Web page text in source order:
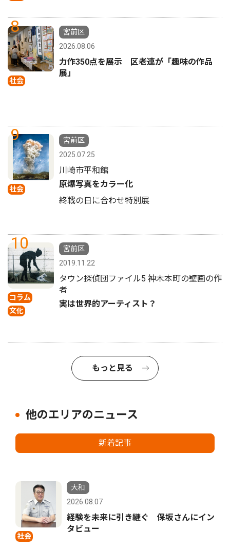
8
社会
宮前区
2026.08.06
力作350点を展示 区老連が「趣味の作品
展」
9
社会
宮前区
2025.07.25
川崎市平和館
原爆写真をカラー化
終戦の日に合わせ特別展
10
コラム
文化
宮前区
2019.11.22
タウン探偵団ファイル5 神木本町の壁画の作
者
実は世界的アーティスト？
もっと見る
他のエリアのニュース
新着記事
社会
大和
2026.08.07
経験を未来に引き継ぐ 保坂さんにイン
タビュー